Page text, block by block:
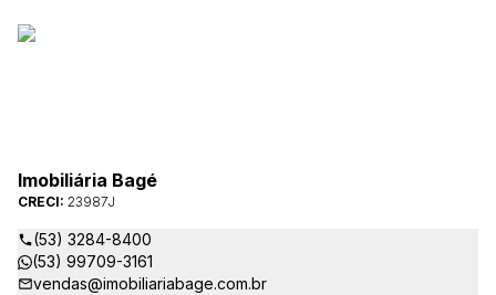
Imobiliária Bagé
CRECI: 23987J
(53) 3284-8400
(53) 99709-3161
vendas@imobiliariabage.com.br